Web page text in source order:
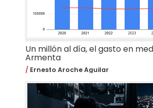
Un millón al día, el gasto en
Armenta
Ernesto Aroche Aguilar